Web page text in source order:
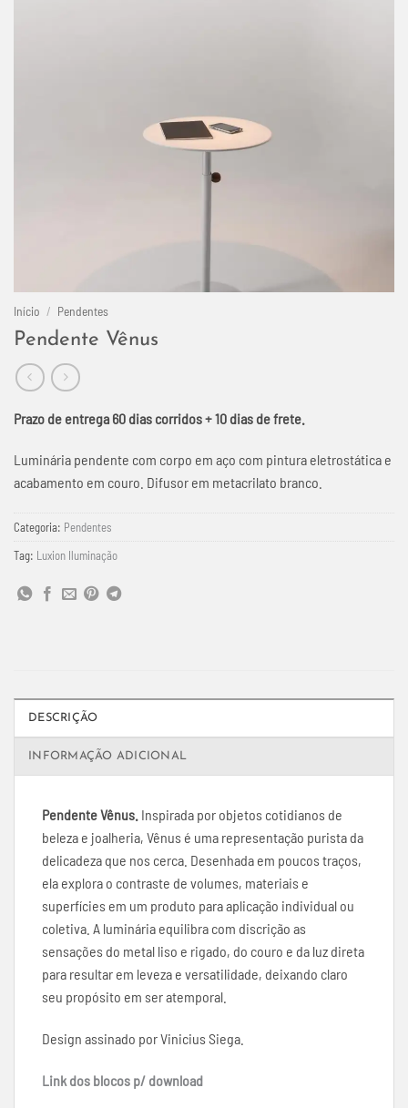
Início / Pendentes
Pendente Vênus
Prazo de entrega 60 dias corridos + 10 dias de frete.
Luminária pendente com corpo em aço com pintura eletrostática e
acabamento em couro. Difusor em metacrilato branco.
Categoria: Pendentes
Tag: Luxion Iluminação
DESCRIÇÃO
INFORMAÇÃO ADICIONAL
Pendente Vênus. Inspirada por objetos cotidianos de
beleza e joalheria, Vênus é uma representação purista da
delicadeza que nos cerca. Desenhada em poucos traços,
ela explora o contraste de volumes, materiais e
superfícies em um produto para aplicação individual ou
coletiva. A luminária equilibra com discrição as
sensações do metal liso e rigado, do couro e da luz direta
para resultar em leveza e versatilidade, deixando claro
seu propósito em ser atemporal.
Design assinado por Vinicius Siega.
Link dos blocos p/ download